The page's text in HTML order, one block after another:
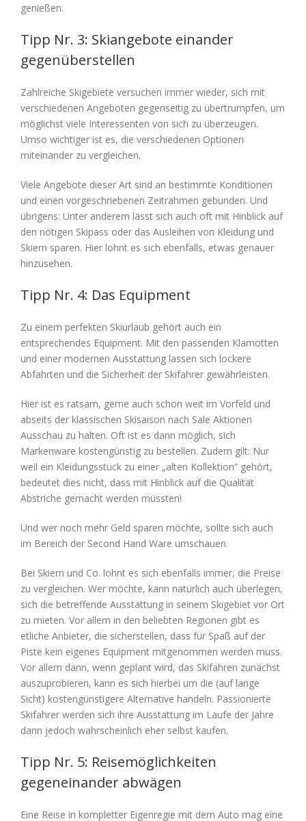
genießen.
Tipp Nr. 3: Skiangebote einander
gegenüberstellen
Zahlreiche Skigebiete versuchen immer wieder, sich mit
verschiedenen Angeboten gegenseitig zu übertrumpfen, um
möglichst viele Interessenten von sich zu überzeugen.
Umso wichtiger ist es, die verschiedenen Optionen
miteinander zu vergleichen.
Viele Angebote dieser Art sind an bestimmte Konditionen
und einen vorgeschriebenen Zeitrahmen gebunden. Und
übrigens: Unter anderem lässt sich auch oft mit Hinblick auf
den nötigen Skipass oder das Ausleihen von Kleidung und
Skiern sparen. Hier lohnt es sich ebenfalls, etwas genauer
hinzusehen.
Tipp Nr. 4: Das Equipment
Zu einem perfekten Skiurlaub gehört auch ein
entsprechendes Equipment. Mit den passenden Klamotten
und einer modernen Ausstattung lassen sich lockere
Abfahrten und die Sicherheit der Skifahrer gewährleisten.
Hier ist es ratsam, gerne auch schon weit im Vorfeld und
abseits der klassischen Skisaison nach Sale Aktionen
Ausschau zu halten. Oft ist es dann möglich, sich
Markenware kostengünstig zu bestellen. Zudem gilt: Nur
weil ein Kleidungsstück zu einer „alten Kollektion“ gehört,
bedeutet dies nicht, dass mit Hinblick auf die Qualität
Abstriche gemacht werden müssten!
Und wer noch mehr Geld sparen möchte, sollte sich auch
im Bereich der Second Hand Ware umschauen.
Bei Skiern und Co. lohnt es sich ebenfalls immer, die Preise
zu vergleichen. Wer möchte, kann natürlich auch überlegen,
sich die betreffende Ausstattung in seinem Skigebiet vor Ort
zu mieten. Vor allem in den beliebten Regionen gibt es
etliche Anbieter, die sicherstellen, dass für Spaß auf der
Piste kein eigenes Equipment mitgenommen werden muss.
Vor allem dann, wenn geplant wird, das Skifahren zunächst
auszuprobieren, kann es sich hierbei um die (auf lange
Sicht) kostengünstigere Alternative handeln. Passionierte
Skifahrer werden sich ihre Ausstattung im Laufe der Jahre
dann jedoch wahrscheinlich eher selbst kaufen.
Tipp Nr. 5: Reisemöglichkeiten
gegeneinander abwägen
Eine Reise in kompletter Eigenregie mit dem Auto mag eine